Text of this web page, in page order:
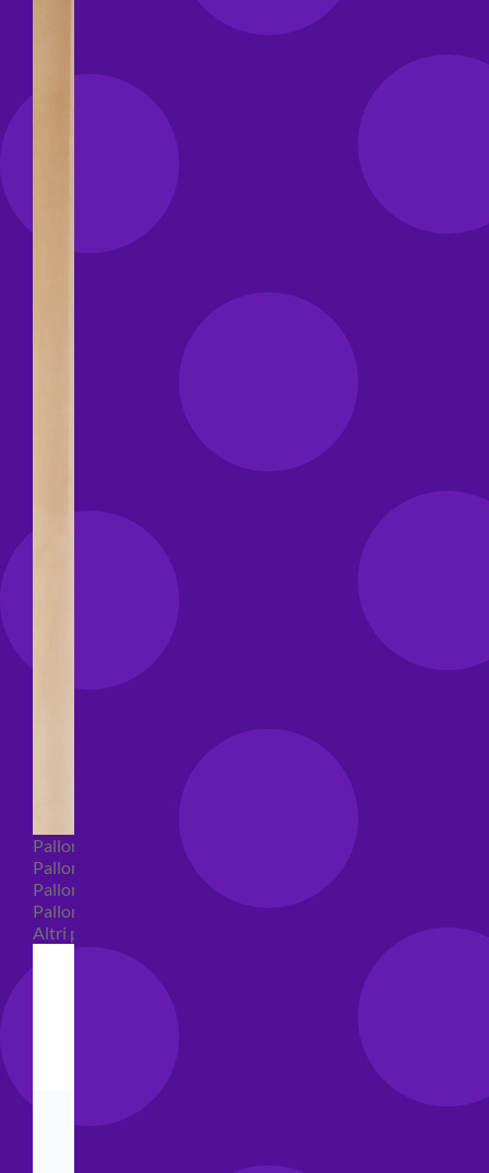
Palloncini Bubble
Palloncini numeri e lettere
Palloncini numeri e lettere piccoli
Palloncini numeri e lettere grandi
Altri palloncini numeri e lettere